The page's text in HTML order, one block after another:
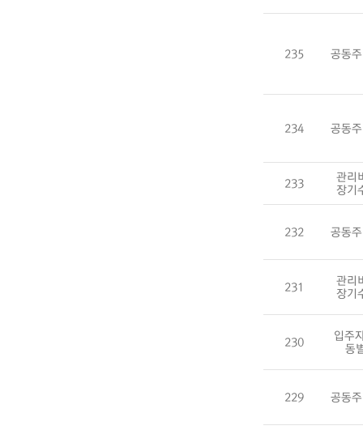
235 공동
234 공동
233
관리
장기
232 공동
231
관리
장기
230
입주
동
229 공동